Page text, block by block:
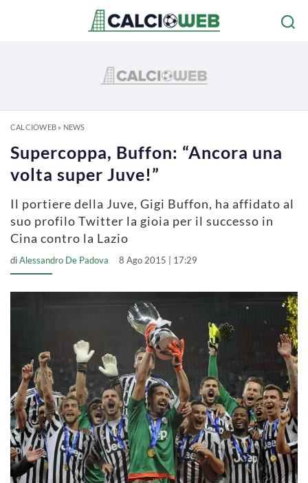
CALCIOWEB» NEWS
Supercoppa, Buffon: “Ancora una
volta super Juve!”
Il portiere della Juve, Gigi Buffon, ha affidato al
suo profilo Twitter la gioia per il successo in
Cina contro la Lazio
diAlessandro De Padova 8 Ago 2015 | 17:29